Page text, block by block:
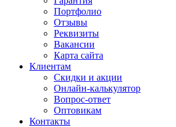
Портфолио
Отзывы
Реквизиты
Вакансии
Карта сайта
Клиентам
Скидки и акции
Онлайн-калькулятор
Вопрос-ответ
Оптовикам
Контакты